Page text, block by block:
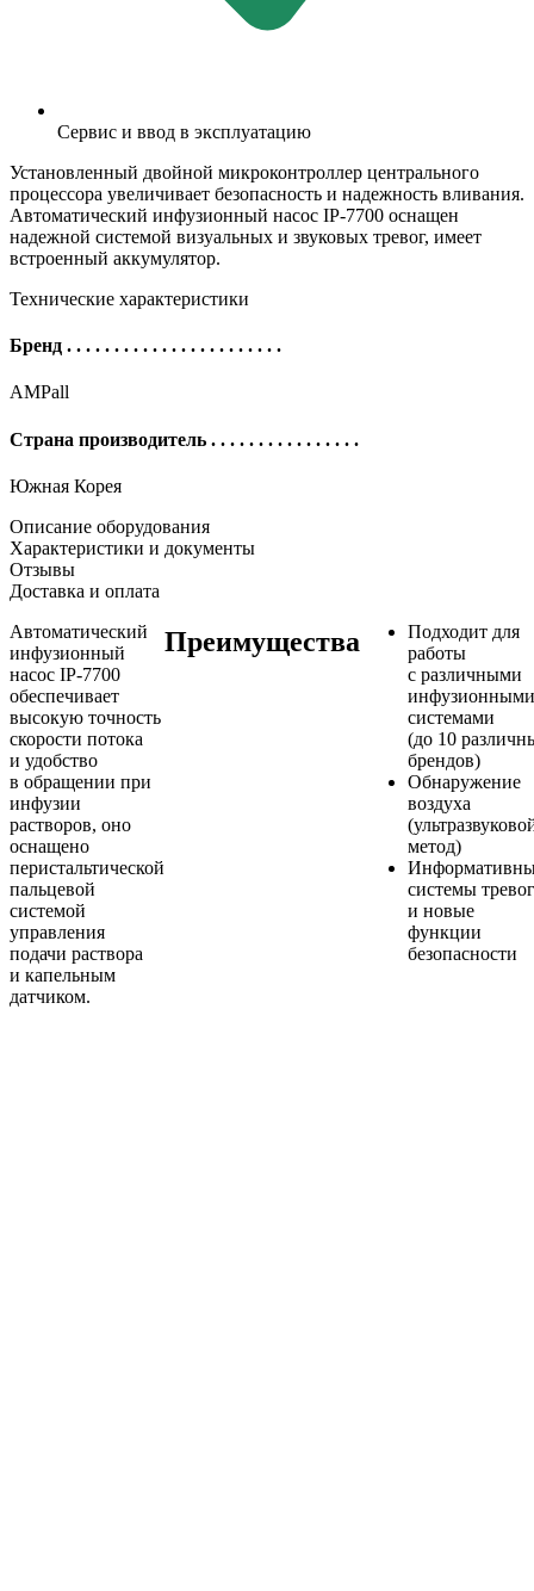
Сервис и ввод в эксплуатацию
Установленный двойной микроконтроллер центрального
процессора увеличивает безопасность и надежность вливания.
Автоматический инфузионный насос IP-7700 оснащен
надежной системой визуальных и звуковых тревог, имеет
встроенный аккумулятор.
Технические характеристики
Бренд . . . . . . . . . . . . . . . . . . . . . . .
AMPall
Страна производитель . . . . . . . . . . . . . . . .
Южная Корея
Описание оборудования
Характеристики и документы
Отзывы
Доставка и оплата
Автоматический
инфузионный
насос IP-7700
обеспечивает
высокую точность
скорости потока
и удобство
в обращении при
инфузии
растворов, оно
оснащено
перистальтической
пальцевой
системой
управления
подачи раствора
и капельным
датчиком.
Преимущества
Подходит для
работы
с различными
инфузионными
системами
(до 10
брендов)
Обнаружение
воздуха
метод)
системы
и новые
функции
безопасности